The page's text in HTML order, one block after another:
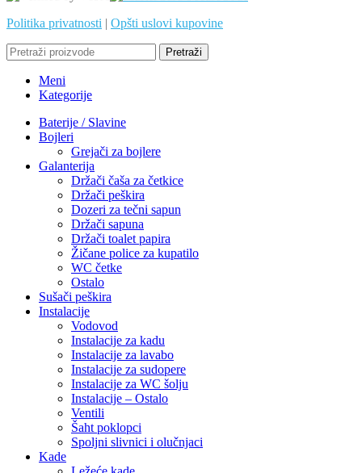
Politika privatnosti | Opšti uslovi kupovine
Pretraži
Meni
Kategorije
Baterije / Slavine
Bojleri
Grejači za bojlere
Galanterija
Držači čaša za četkice
Držači peškira
Dozeri za tečni sapun
Držači sapuna
Držači toalet papira
Žičane police za kupatilo
WC četke
Ostalo
Sušači peškira
Instalacije
Vodovod
Instalacije za kadu
Instalacije za lavabo
Instalacije za sudopere
Instalacije za WC šolju
Instalacije – Ostalo
Ventili
Šaht poklopci
Spoljni slivnici i olučnjaci
Kade